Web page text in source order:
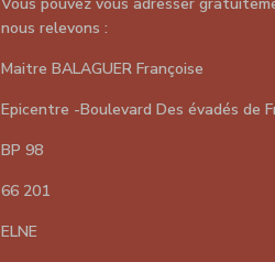
nous relevons :
Maitre BALAGUER Françoise
Epicentre -Boulevard Des évadés de
BP 98
66 201
ELNE